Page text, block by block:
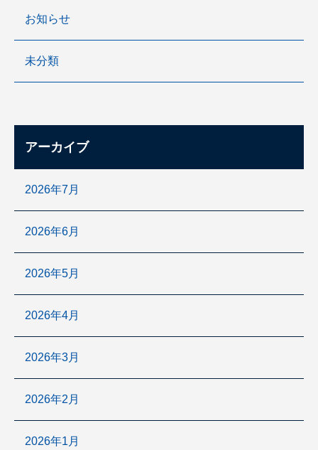
お知らせ
未分類
アーカイブ
2026年7月
2026年6月
2026年5月
2026年4月
2026年3月
2026年2月
2026年1月